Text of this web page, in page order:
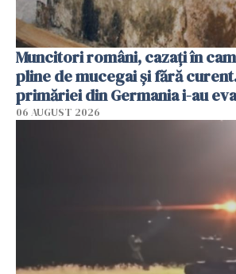
Muncitori români, cazați în
pline de mucegai și fără
primăriei din Germania i-au
06 AUGUST 2026